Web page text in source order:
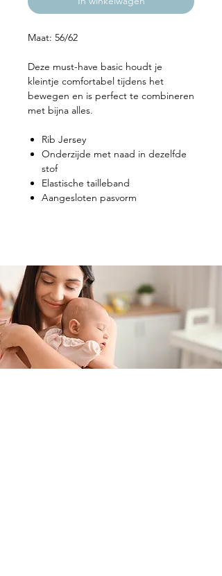
Maat: 56/62
Deze must-have basic houdt je
kleintje comfortabel tijdens het
bewegen en is perfect te combineren
met bijna alles.
Rib Jersey
Onderzijde met naad in dezelfde
stof
Elastische tailleband
Aangesloten pasvorm